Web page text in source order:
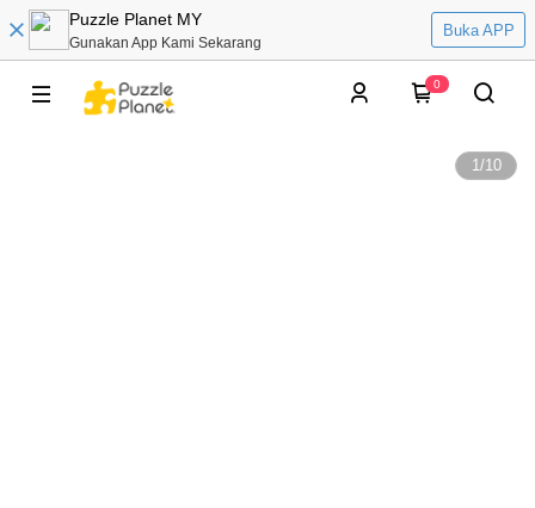
Puzzle Planet MY
Gunakan App Kami Sekarang
Buka APP
0
1/10